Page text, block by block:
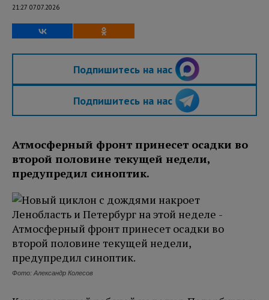
21:27 07.07.2026
Подпишитесь на нас
Подпишитесь на нас
Атмосферный фронт принесет осадки во
второй половине текущей недели,
предупредил синоптик.
Фото: Александр Колесов